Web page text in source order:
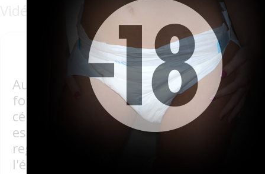
Vidéos et photos ABDL à offrir les 24 et
Aujourd'hui, la fête de
fortement
séculariséeet n'est plus
célébrée comme une fête religieuse.
est
dans de nombreux pays
regroupement familial autour
l'échange de cadeaux.